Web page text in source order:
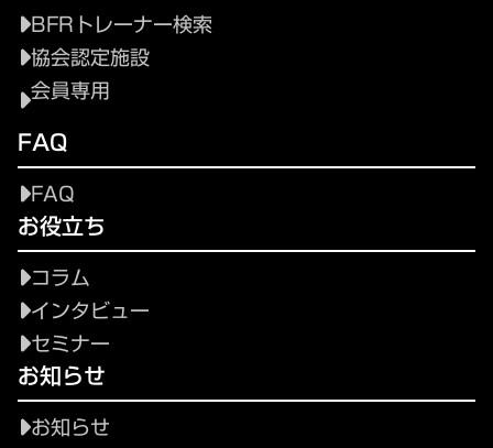
BFRトレーナー検索
協会認定施設
会員専用
FAQ
FAQ
お役立ち
コラム
インタビュー
セミナー
お知らせ
お知らせ